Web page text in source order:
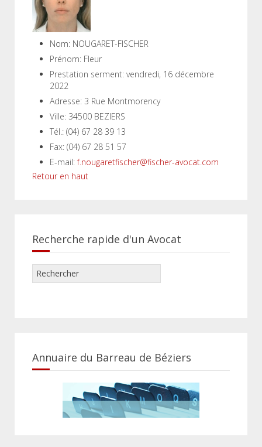
Nom: NOUGARET-FISCHER
Prénom: Fleur
Prestation serment: vendredi, 16 décembre
2022
Adresse: 3 Rue Montmorency
Ville: 34500 BEZIERS
Tél.: (04) 67 28 39 13
Fax: (04) 67 28 51 57
E-mail: f.nougaretfischer@fischer-avocat.com
Retour en haut
Recherche rapide d'un Avocat
Annuaire du Barreau de Béziers